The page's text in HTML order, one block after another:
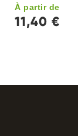
À partir de
11,40 €